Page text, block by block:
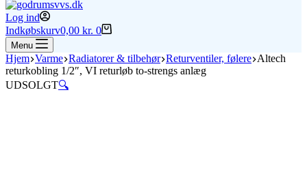
Log ind
Indkøbskurv0,00 kr. 0
Menu
Hjem Varme Radiatorer & tilbehør Returventiler, følere Altech
returkobling 1/2″, VI returløb to-strengs anlæg
UDSOLGT🔍